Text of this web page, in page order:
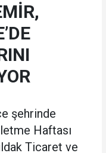
şehrinde
Haftası
Ticaret ve